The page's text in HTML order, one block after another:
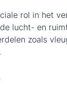
rol in het
lucht- en
zoals